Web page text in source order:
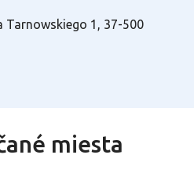
Tarnowskiego 1, 37-500
miesta